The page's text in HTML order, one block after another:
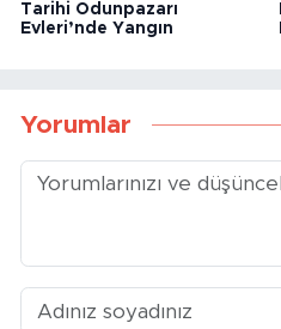
Tarihi Odunpazarı
Evleri’nde Yangın
Yorumlar